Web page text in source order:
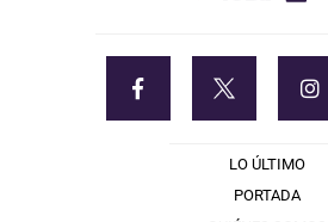
LO ÚLTIMO
PORTADA